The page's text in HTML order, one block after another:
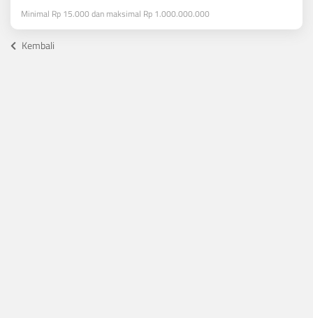
Minimal Rp 15.000 dan maksimal Rp 1.000.000.000
Kembali